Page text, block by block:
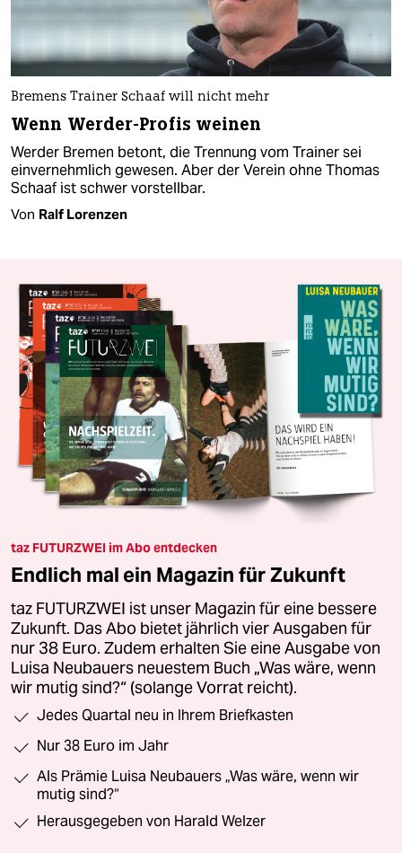
Bremens Trainer Schaaf will nicht mehr
Wenn Werder-Profis weinen
Werder Bremen betont, die Trennung vom Trainer sei
einvernehmlich gewesen. Aber der Verein ohne Thomas
Schaaf ist schwer vorstellbar.
Von Ralf Lorenzen
taz FUTURZWEI im Abo entdecken
Endlich mal ein Magazin für Zukunft
taz FUTURZWEI ist unser Magazin für eine bessere
Zukunft. Das Abo bietet jährlich vier Ausgaben für
nur 38 Euro. Zudem erhalten Sie eine Ausgabe von
Luisa Neubauers neuestem Buch „Was wäre, wenn
wir mutig sind?“ (solange Vorrat reicht).
Jedes Quartal neu in Ihrem Briefkasten
Nur 38 Euro im Jahr
Als Prämie Luisa Neubauers „Was wäre, wenn wir
mutig sind?“
Herausgegeben von Harald Welzer